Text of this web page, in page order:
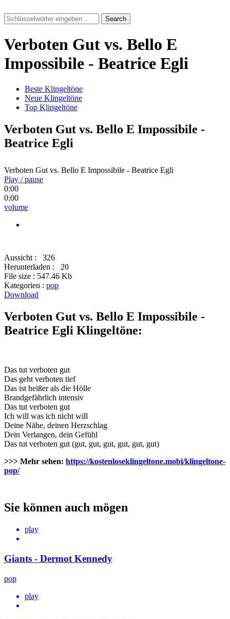
Search
Verboten Gut vs. Bello E
Impossibile - Beatrice Egli
Beste Klingeltöne
Neue Klingeltöne
Top Klingeltöne
Verboten Gut vs. Bello E Impossibile -
Beatrice Egli
Verboten Gut vs. Bello E Impossibile - Beatrice Egli
Play / pause
0:00
0:00
volume
Aussicht :
326
Herunterladen :
20
File size : 547.46 Kb
Kategorien : pop
Download
Verboten Gut vs. Bello E Impossibile -
Beatrice Egli Klingeltöne:
Das tut verboten gut
Das geht verboten tief
Das ist heißer als die Hölle
Brandgefährlich intensiv
Das tut verboten gut
Ich will was ich nicht will
Deine Nähe, deinen Herzschlag
Dein Verlangen, dein Gefühl
Das tut verboten gut (gut, gut, gut, gut, gut, gut)
>>> Mehr sehen: https://kostenloseklingeltone.mobi/klingeltone-
pop/
Sie können auch mögen
play
Giants - Dermot Kennedy
pop
play